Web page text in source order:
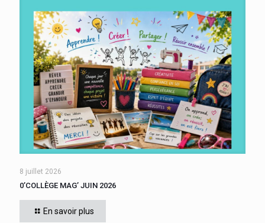
8 juillet 2026
0’COLLÈGE MAG’ JUIN 2026
En savoir plus